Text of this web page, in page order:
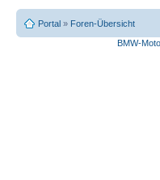
Portal » Foren-Übersicht
BMW-